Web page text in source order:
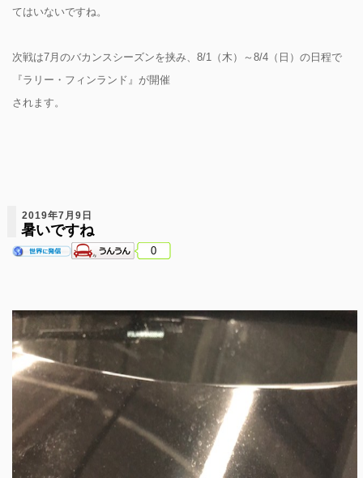
てはいないですね。
次戦は7月のバカンスシーズンを挟み、8/1（木）～8/4（日）の日程で
『ラリー・フィンランド』が開催
されます。
2019年7月9日
暑いですね
0